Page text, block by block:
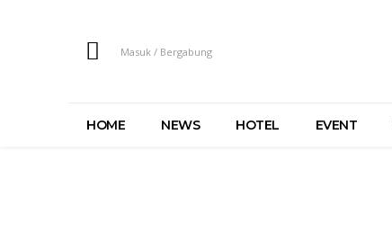
Masuk / Bergabung
HOME NEWS HOTEL EVENT